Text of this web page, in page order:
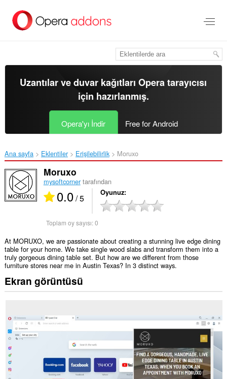
içeriğe
Uzantılar ve duvar kağıtlarıOpera tarayıcısı
için hazırlanmış.
Opera'yı İndir Free for Android
Ana sayfa Eklentiler Erişilebilirlik Moruxo‎
Moruxo
mysoftcornertarafından
0.0/ 5 Oyunuz
Toplam oy sayısı:0
At MORUXO, we are passionate about creating a stunning live edge dining
table for your home. We take single wood slabs and transform them into a
truly gorgeous dining table set. But how are we different from those
furniture stores near me in Austin Texas? In 3 distinct ways.
Ekran görüntüsü